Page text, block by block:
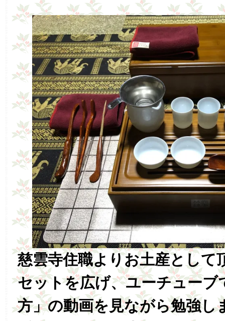
慈雲寺住職よりお土産として
セットを広げ、ユーチューブ
方」の動画を見ながら勉強し